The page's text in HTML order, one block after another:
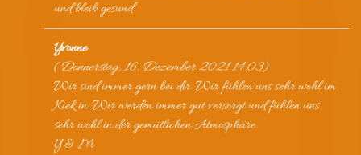
und bleib gesund.
Yvonne
(Donnerstag, 16. Dezember 2021 14:03)
Wir sind immer gern bei dir. Wir fühlen uns sehr wohl im
Kiek in. Wir werden immer gut versorgt und fühlen uns
sehr wohl in der gemütlichen Atmosphäre.
Y & M